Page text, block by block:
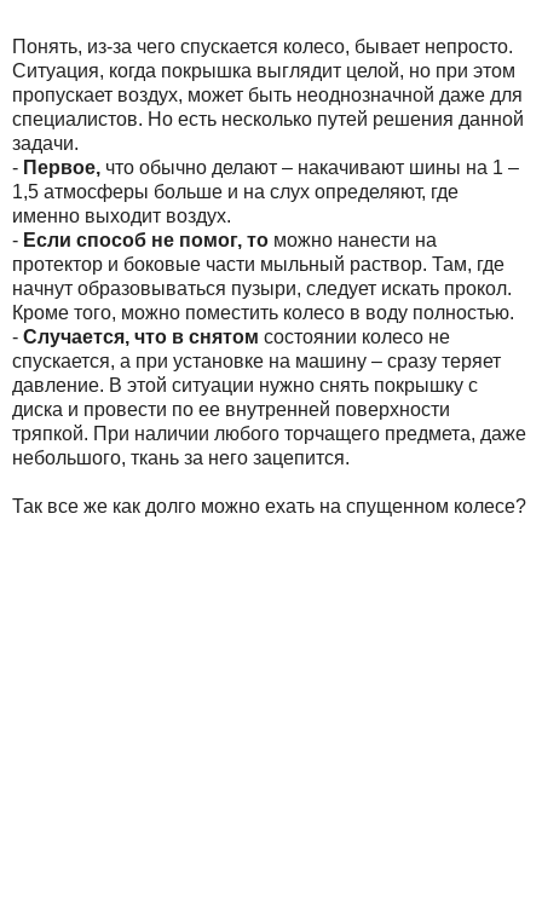
Понять, из-за чего спускается колесо, бывает непросто.
Ситуация, когда покрышка выглядит целой, но при этом
пропускает воздух, может быть неоднозначной даже для
специалистов. Но есть несколько путей решения данной
задачи.
- Первое, что обычно делают – накачивают шины на 1 –
1,5 атмосферы больше и на слух определяют, где
именно выходит воздух.
- Если способ не помог, то можно нанести на
протектор и боковые части мыльный раствор. Там, где
начнут образовываться пузыри, следует искать прокол.
Кроме того, можно поместить колесо в воду полностью.
- Случается, что в снятом состоянии колесо не
спускается, а при установке на машину – сразу теряет
давление. В этой ситуации нужно снять покрышку с
диска и провести по ее внутренней поверхности
тряпкой. При наличии любого торчащего предмета, даже
небольшого, ткань за него зацепится.
Так все же как долго можно ехать на спущенном колесе?